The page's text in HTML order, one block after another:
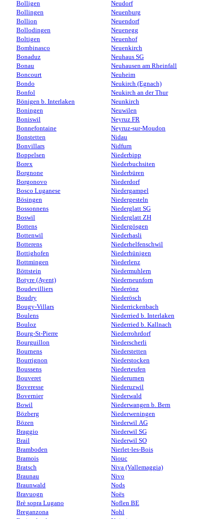
Bolligen
Bollingen
Bollion
Bollodingen
Boltigen
Bombinasco
Bonaduz
Bonau
Boncourt
Bondo
Bonfol
Bönigen b. Interlaken
Boningen
Boniswil
Bonnefontaine
Bonstetten
Bonvillars
Boppelsen
Borex
Borgnone
Borgonovo
Bosco Luganese
Bösingen
Bossonnens
Boswil
Bottens
Bottenwil
Botterens
Bottighofen
Bottmingen
Böttstein
Botyre (Ayent)
Boudevilliers
Boudry
Bougy-Villars
Boulens
Bouloz
Bourg-St-Pierre
Bourguillon
Bournens
Bourrignon
Boussens
Bouveret
Boveresse
Bovernier
Bowil
Bözberg
Bözen
Braggio
Brail
Bramboden
Bramois
Bratsch
Braunau
Braunwald
Bravuogn
Brè sopra Lugano
Breganzona
Neudorf
Neuenburg
Neuendorf
Neuenegg
Neuenhof
Neuenkirch
Neuhaus SG
Neuhausen am Rheinfall
Neuheim
Neukirch (Egnach)
Neukirch an der Thur
Neunkirch
Neuwilen
Neyruz FR
Neyruz-sur-Moudon
Nidau
Nidfurn
Niederbipp
Niederbuchsiten
Niederbüren
Niederdorf
Niedergampel
Niedergesteln
Niederglatt SG
Niederglatt ZH
Niedergösgen
Niederhasli
Niederhelfenschwil
Niederhünigen
Niederlenz
Niedermuhlern
Niederneunforn
Niederönz
Niederösch
Niederrickenbach
Niederried b. Interlaken
Niederried b. Kallnach
Niederrohrdorf
Niederscherli
Niederstetten
Niederstocken
Niederteufen
Niederurnen
Niederuzwil
Niederwald
Niederwangen b. Bern
Niederweningen
Niederwil AG
Niederwil SG
Niederwil SO
Nierlet-les-Bois
Niouc
Niva (Vallemaggia)
Nivo
Nods
Noës
Noflen BE
Nohl